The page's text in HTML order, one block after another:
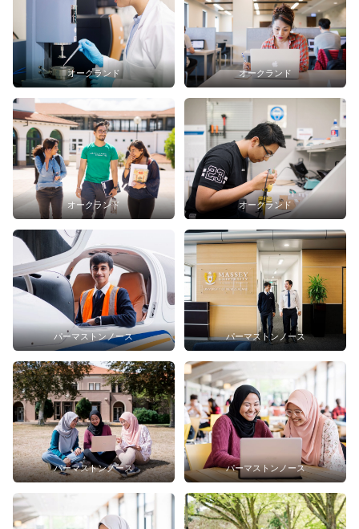
オークランド オークランド
オークランド オークランド
パーマストンノース パーマストンノース
パーマストンノース パーマストンノース